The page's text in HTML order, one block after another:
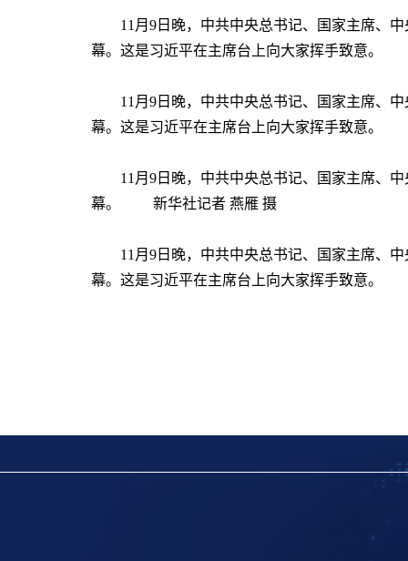
11月9日晚，中共中央总书记、国家主席、
幕。这是习近平在主席台上向大家挥手致意。
11月9日晚，中共中央总书记、国家主席、
幕。这是习近平在主席台上向大家挥手致意。
11月9日晚，中共中央总书记、国家主席、
幕。 新华社记者 燕雁 摄
11月9日晚，中共中央总书记、国家主席、
幕。这是习近平在主席台上向大家挥手致意。